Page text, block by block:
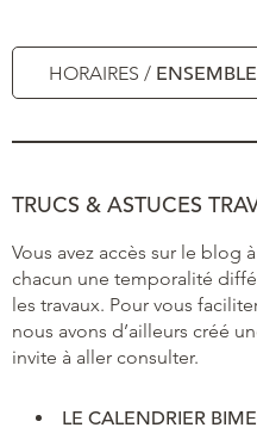
HORAIRES /
TRUCS & ASTUCES
Vous avez accès sur le blog
chacun une temporalité
les travaux. Pour vous
nous avons d’ailleurs créé
invite à aller consulter.
LE CALENDRIER